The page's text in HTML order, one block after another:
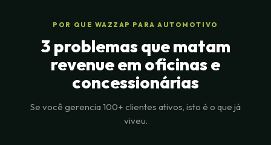
POR QUE WAZZAP PARA AUTOMOTIVO
3 problemas que matam
revenue em oficinas e
concessionárias
Se você gerencia 100+ clientes ativos, isto é o que já
viveu.